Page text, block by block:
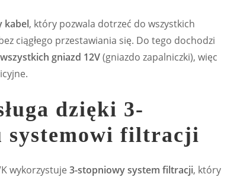
kabel, który pozwala dotrzeć do wszystkich
ciągłego przestawiania się. Do tego dochodzi
gniazd 12V(gniazdo zapalniczki), więc
dzięki 3-
systemowi filtracji
wykorzystuje 3-stopniowy system filtracji, który